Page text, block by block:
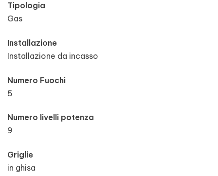
Tipologia
Gas
Installazione
Installazione da incasso
Numero Fuochi
5
Numero livelli potenza
9
Griglie
in ghisa